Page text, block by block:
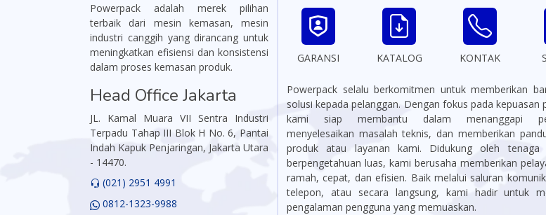
Powerpack adalah merek pilihan
terbaik dari mesin kemasan, mesin
industri canggih yang dirancang untuk
meningkatkan efisiensi dan konsistensi
dalam proses kemasan produk.
Head Office Jakarta
JL. Kamal Muara VII Sentra Industri
Terpadu Tahap III Blok H No. 6, Pantai
Indah Kapuk Penjaringan, Jakarta Utara
- 14470.
(021) 2951 4991
0812-1323-9988
GARANSI KATALOG KONTAK
Powerpack selalu berkomitmen untuk memberikan
solusi kepada pelanggan. Dengan fokus pada kepuasan
kami siap membantu dalam menanggapi
menyelesaikan masalah teknis, dan memberikan
produk atau layanan kami. Didukung oleh tenaga
berpengetahuan luas, kami berusaha memberikan
ramah, cepat, dan efisien. Baik melalui saluran
telepon, atau secara langsung, kami hadir untuk
pengalaman pengguna yang memuaskan.